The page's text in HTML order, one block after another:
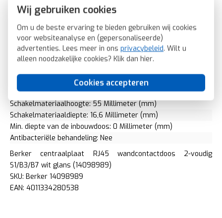
Wij gebruiken cookies
Om u de beste ervaring te bieden gebruiken wij cookies
voor websiteanalyse en (gepersonaliseerde)
advertenties. Lees meer in ons privacybeleid. Wilt u
alleen noodzakelijke cookies? Klik dan hier.
Cookies accepteren
Met opdruk: Nee
Slagvastheid: IK02
Incl. connectoren: Nee
Draagring: Nee
Transparant: Nee
Geschikt voor beschermingsgraad (IP): IP20
Schakelmateriaalbreedte: 55 Millimeter (mm)
Schakelmateriaalhoogte: 55 Millimeter (mm)
Schakelmateriaaldiepte: 16,6 Millimeter (mm)
Min. diepte van de inbouwdoos: 0 Millimeter (mm)
Antibacteriële behandeling: Nee
Berker centraalplaat RJ45 wandcontactdoos 2-voudig
S1/B3/B7 wit glans (14098989)
SKU: Berker 14098989
EAN: 4011334280538